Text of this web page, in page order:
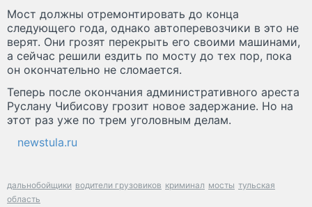
Мост должны отремонтировать до конца
следующего года, однако автоперевозчики в это не
верят. Они грозят перекрыть его своими машинами,
а сейчас решили ездить по мосту до тех пор, пока
он окончательно не сломается.
Теперь после окончания административного ареста
Руслану Чибисову грозит новое задержание. Но на
этот раз уже по трем уголовным делам.
newstula.ru
дальнобойщики водители грузовиков криминал мосты тульская
область